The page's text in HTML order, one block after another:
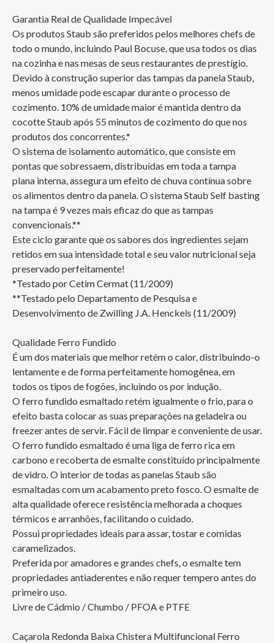
Garantia Real de Qualidade Impecável
Os produtos Staub são preferidos pelos melhores chefs de
todo o mundo, incluindo Paul Bocuse, que usa todos os dias
na cozinha e nas mesas de seus restaurantes de prestígio.
Devido à construção superior das tampas da panela Staub,
menos umidade pode escapar durante o processo de
cozimento. 10% de umidade maior é mantida dentro da
cocotte Staub após 55 minutos de cozimento do que nos
produtos dos concorrentes.*
O sistema de isolamento automático, que consiste em
pontas que sobressaem, distribuídas em toda a tampa
plana interna, assegura um efeito de chuva contínua sobre
os alimentos dentro da panela. O sistema Staub Self basting
na tampa é 9 vezes mais eficaz do que as tampas
convencionais.**
Este ciclo garante que os sabores dos ingredientes sejam
retidos em sua intensidade total e seu valor nutricional seja
preservado perfeitamente!
*Testado por Cetim Cermat (11/2009)
**Testado pelo Departamento de Pesquisa e
Desenvolvimento de Zwilling J.A. Henckels (11/2009)
Qualidade Ferro Fundido
É um dos materiais que melhor retém o calor, distribuindo-o
lentamente e de forma perfeitamente homogênea, em
todos os tipos de fogões, incluindo os por indução.
O ferro fundido esmaltado retém igualmente o frio, para o
efeito basta colocar as suas preparações na geladeira ou
freezer antes de servir. Fácil de limpar e conveniente de usar.
O ferro fundido esmaltado é uma liga de ferro rica em
carbono e recoberta de esmalte constituído principalmente
de vidro. O interior de todas as panelas Staub são
esmaltadas com um acabamento preto fosco. O esmalte de
alta qualidade oferece resistência melhorada a choques
térmicos e arranhões, facilitando o cuidado.
Possui propriedades ideais para assar, tostar e comidas
caramelizados.
Preferida por amadores e grandes chefs, o esmalte tem
propriedades antiaderentes e não requer tempero antes do
primeiro uso.
Livre de Cádmio / Chumbo / PFOA e PTFE
Caçarola Redonda Baixa Chistera Multifuncional Ferro